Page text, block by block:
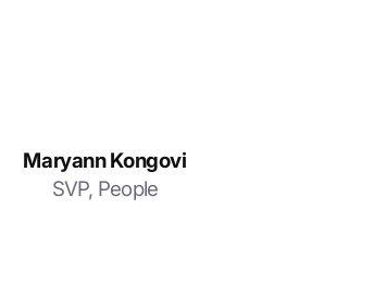
Maryann Kongovi
SVP, People